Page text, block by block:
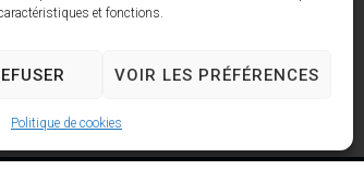
et fonctions.
VOIR LES PRÉFÉRENCES
Politique de cookies